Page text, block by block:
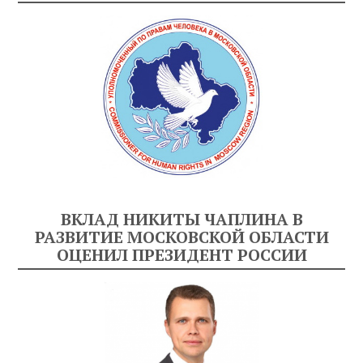
ВКЛАД НИКИТЫ ЧАПЛИНА В
РАЗВИТИЕ МОСКОВСКОЙ ОБЛАСТИ
ОЦЕНИЛ ПРЕЗИДЕНТ РОССИИ